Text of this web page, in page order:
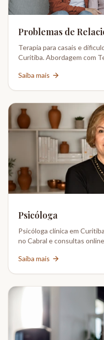
Problemas de
Terapia para casais e
Curitiba. Abordagem com
Saiba mais
Psicóloga
Psicóloga clínica em
no Cabral e consultas
Saiba mais